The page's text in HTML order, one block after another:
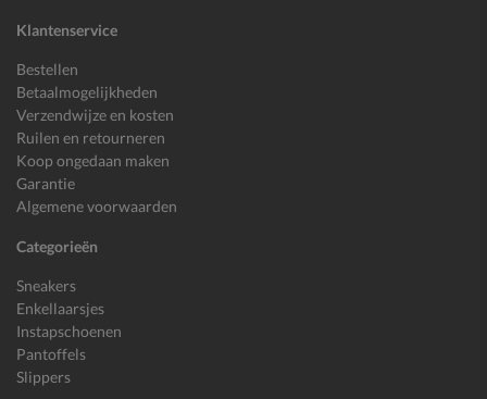
Klantenservice
Bestellen
Betaalmogelijkheden
Verzendwijze en kosten
Ruilen en retourneren
Koop ongedaan maken
Garantie
Algemene voorwaarden
Categorieën
Sneakers
Enkellaarsjes
Instapschoenen
Pantoffels
Slippers